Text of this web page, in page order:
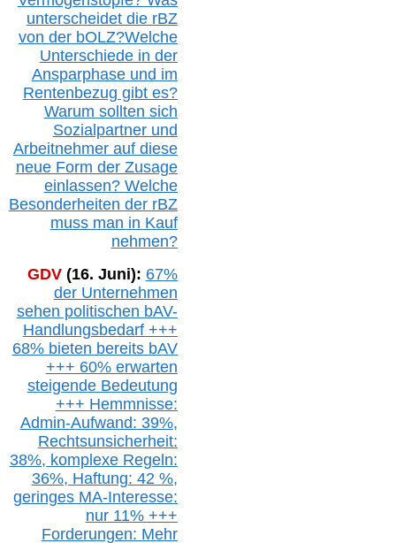
unterscheidet die rBZ
von der bOLZ?Welche
Unterschiede in der
Ansparphase und im
Rentenbezug gibt es?
Warum sollten sich
Sozialpartner und
Arbeitnehmer auf diese
neue Form der Zusage
einlassen? Welche
Besonderheiten der rBZ
muss man in Kauf
nehmen?
GDV (16. Juni): 67%
der Unternehmen
sehen politischen bAV-
Handlungsbedarf +++
68% bieten bereits bAV
+++ 60% erwarten
steigende Bedeutung
+++ Hemmnisse:
Admin-Aufwand: 39%,
Rechtsunsicherheit:
38%, komplexe Regeln:
36%, Haftung: 42 %,
geringes MA-Interesse:
nur 11% +++
Forderungen: Mehr